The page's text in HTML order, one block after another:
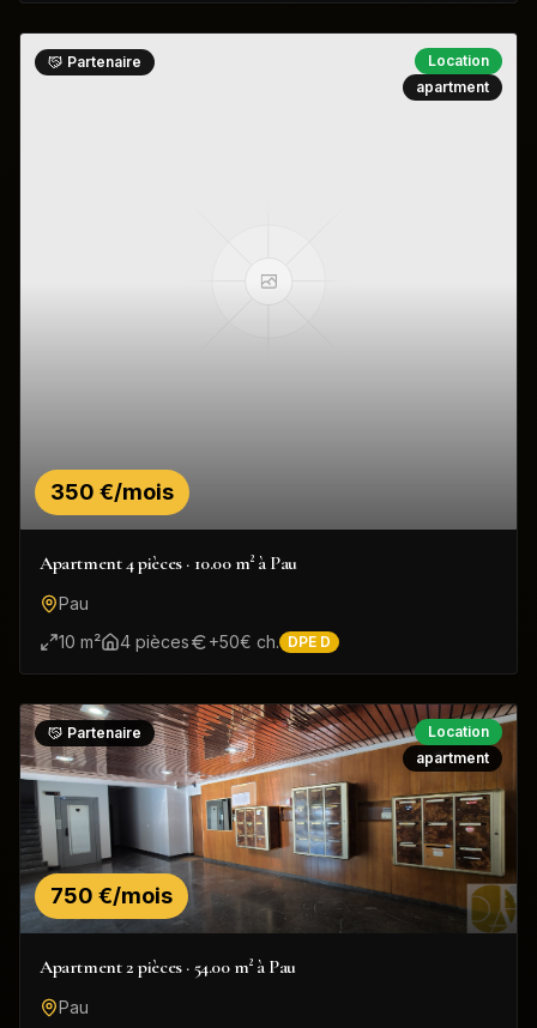
350 €/mois
Partenaire
Location
apartment
Apartment 4 pièces · 10.00 m² à Pau
Pau
10 m² 4 pièces +50€ ch. DPE D
750 €/mois
Partenaire
Location
apartment
Apartment 2 pièces · 54.00 m² à Pau
Pau